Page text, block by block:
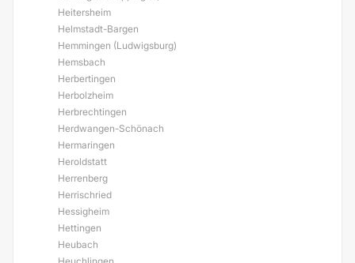
Heitersheim
Helmstadt-Bargen
Hemmingen (Ludwigsburg)
Hemsbach
Herbertingen
Herbolzheim
Herbrechtingen
Herdwangen-Schönach
Hermaringen
Heroldstatt
Herrenberg
Herrischried
Hessigheim
Hettingen
Heubach